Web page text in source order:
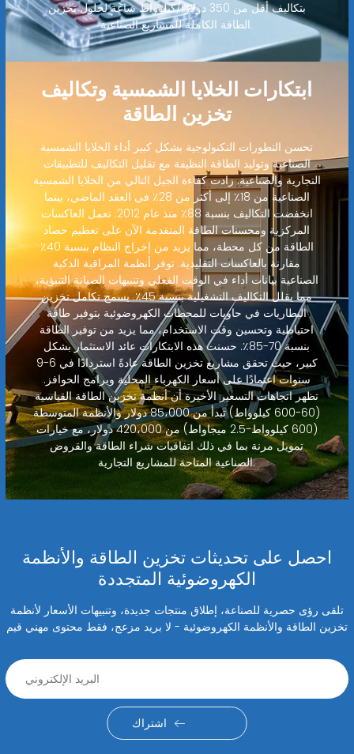
بتكاليف أقل من 350 دولارًا/كيلوواط ساعة لحلول تخزين
الطاقة الكاملة للمشاريع الصناعية.
ابتكارات الخلايا الشمسية وتكاليف
تخزين الطاقة
تحسن التطورات التكنولوجية بشكل كبير أداء الخلايا الشمسية
الصناعية وتوليد الطاقة النظيفة مع تقليل التكاليف للتطبيقات
التجارية والصناعية. زادت كفاءة الجيل التالي من الخلايا الشمسية
الصناعية من 18٪ إلى أكثر من 28٪ في العقد الماضي، بينما
انخفضت التكاليف بنسبة 88٪ منذ عام 2012. تعمل العاكسات
المركزية ومحسنات الطاقة المتقدمة الآن على تعظيم حصاد
الطاقة من كل محطة، مما يزيد من إخراج النظام بنسبة 40٪
مقارنة بالعاكسات التقليدية. توفر أنظمة المراقبة الذكية
الصناعية بيانات أداء في الوقت الفعلي وتنبيهات الصيانة التنبؤية،
مما يقلل التكاليف التشغيلية بنسبة 45٪. يسمح تكامل تخزين
البطاريات في حاويات للمحطات الكهروضوئية بتوفير طاقة
احتياطية وتحسين وقت الاستخدام، مما يزيد من توفير الطاقة
بنسبة 70-85٪. حسنت هذه الابتكارات عائد الاستثمار بشكل
كبير، حيث تحقق مشاريع تخزين الطاقة عادةً استردادًا في 6-9
سنوات اعتمادًا على أسعار الكهرباء المحلية وبرامج الحوافز.
تظهر اتجاهات التسعير الأخيرة أن أنظمة تخزين الطاقة القياسية
(60-600 كيلوواط) تبدأ من 85،000 دولار والأنظمة المتوسطة
(600 كيلوواط-2.5 ميجاواط) من 420،000 دولار، مع خيارات
تمويل مرنة بما في ذلك اتفاقيات شراء الطاقة والقروض
الصناعية المتاحة للمشاريع التجارية.
احصل على تحديثات تخزين الطاقة والأنظمة
الكهروضوئية المتجددة
تلقى رؤى حصرية للصناعة، إطلاق منتجات جديدة، وتنبيهات الأسعار لأنظمة
تخزين الطاقة والأنظمة الكهروضوئية - لا بريد مزعج، فقط محتوى مهني قيم
اشتراك